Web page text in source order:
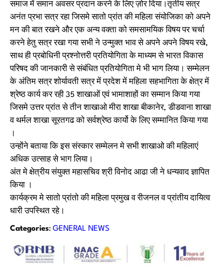
समाज में समान अवसर प्रदान करने के लिए ज़ोर दिया।तृतीय सत्र
अनंत प्रभा सत्र रहा जिसमे सातो प्रांत की महिला संयोजिका को अपने
मन की बात रखने और एक अन्य वक्ता को समसामयिक विषय पर चर्चा
करने हेतु सत्र रखा गया सभी ने उन्मुक्त भाव से अपने अपने विषय रखे,
साथ ही प्रबोधिनी प्रश्नोत्तरी प्रतियोगिता के माध्यम से भारत विकास
परिषद की जानकारी से संबंधित प्रतियोगिता मे भी भाग लिया। सम्मेलन
के अंतिम सत्र शोर्यावती सत्र में प्रदेश में महिला सहभागिता के क्षेत्र में
श्रेष्ठ कार्य कर रही 35 शाखाओं एवं भामाशाहों का सम्मान किया गया
जिसमे उत्तर प्रांत से तीन शाखाओ मीरा शाखा बीकानेर, डीडवाना शाखा
व थर्मल शाखा सूरतगढ को सर्वश्रेष्ठ कार्यो के लिए सम्मानित किया गया
उन्होंने बताया कि इस संस्कार सम्मेलन मे सभी शाखाओ की महिलाएं
अधिक उत्साह से भाग लिया।
अंत मे क्षेत्रीय संयुक्त महासचिव श्री विनोद आढा जी ने धन्यवाद ज्ञापित
किया ।
कार्यक्रम मे सातो प्रांतो की महिला प्रमुख व रीजनल व प्रांतीय दायित्व
धारी उपस्थित रहे।
Categories: GENERAL NEWS